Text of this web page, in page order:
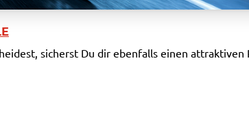
sicherst Du dir ebenfalls einen